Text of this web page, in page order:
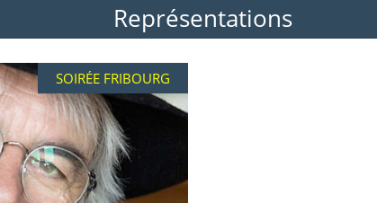
Représentations
SOIRÉE FRIBOURG